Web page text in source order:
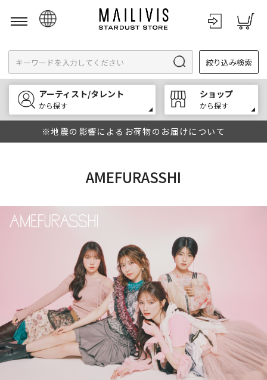
English
한국어
中文
絞り込み検索
アーティスト/タレント
から探す
ショップ
から探す
※地震の影響によるお荷物のお届けについて
AMEFURASSHI